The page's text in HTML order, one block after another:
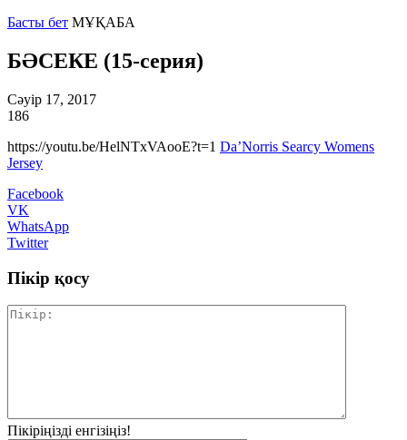
Басты бет МҰҚАБА
БӘСЕКЕ (15-серия)
Сәуір 17, 2017
186
https://youtu.be/HelNTxVAooE?t=1 Da’Norris Searcy Womens
Jersey
Facebook
VK
WhatsApp
Twitter
Пікір қосу
Пікіріңізді енгізіңіз!